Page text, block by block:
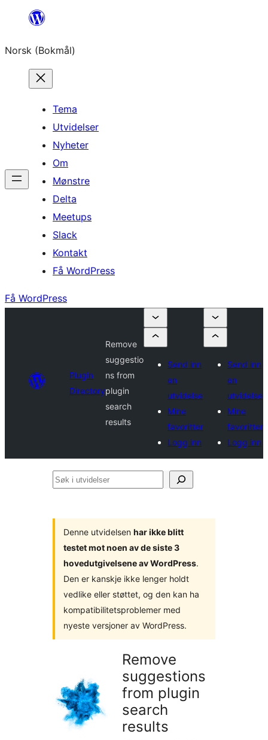
Hopp
innhold
Norsk (Bokmål)
Tema
Utvidelser
Nyheter
Om
Mønstre
Delta
Meetups
Slack
Kontakt
Få WordPress
Få WordPress
Plugin
Directory
Remove
suggestio
ns from
plugin
search
results
Send inn
en
utvidelse
Mine
favoritter
Logg inn
Send inn
en
utvidelse
Mine
favoritter
Logg inn
Søk
Denne utvidelsen har ikke blitt
testet mot noen av de siste 3
hovedutgivelsene av WordPress.
Den er kanskje ikke lenger holdt
vedlike eller støttet, og den kan ha
kompatibilitetsproblemer med
nyeste versjoner av WordPress.
Remove
suggestions
from plugin
search
results